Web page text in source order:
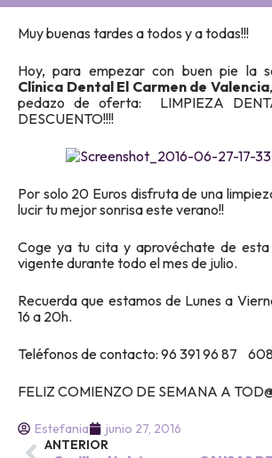
Muy buenas tardes a todos y a todas!!!
Hoy, para empezar con buen pie la
Clínica Dental El Carmen de Valencia
pedazo de oferta: LIMPIEZA
DESCUENTO!!!!
Por solo 20 Euros disfruta de una
lucir tu mejor sonrisa este verano!!
Coge ya tu cita y aprovéchate de
vigente durante todo el mes de julio.
Recuerda que estamos de Lunes a
16 a 20h.
Teléfonos de contacto: 96 391 96 87
FELIZ COMIENZO DE SEMANA A
Estefania
junio 27, 2016
ANTERIOR